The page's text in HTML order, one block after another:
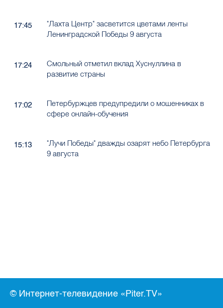
17:45
"Лахта Центр" засветится цветами ленты
Ленинградской Победы 9 августа
17:24
Смольный отметил вклад Хуснуллина в
развитие страны
17:02
Петербуржцев предупредили о мошенниках в
сфере онлайн-обучения
15:13
"Лучи Победы" дважды озарят небо Петербурга
9 августа
© Интернет-телевидение «Piter.TV»